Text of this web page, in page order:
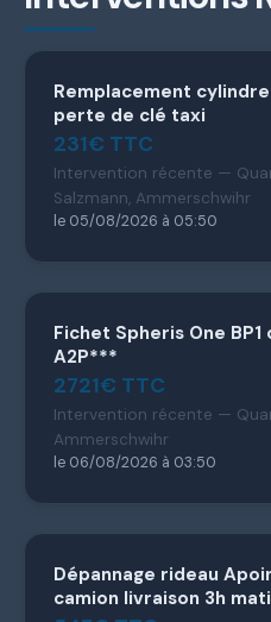
Remplacement
perte de clé taxi
231€ TTC
Intervention récente —
Salzmann, Ammerschwihr
le 05/08/2026 à 05:50
Fichet Spheris One
A2P***
2721€ TTC
Intervention récente —
Ammerschwihr
le 06/08/2026 à 03:50
Dépannage rideau
camion livraison 3h